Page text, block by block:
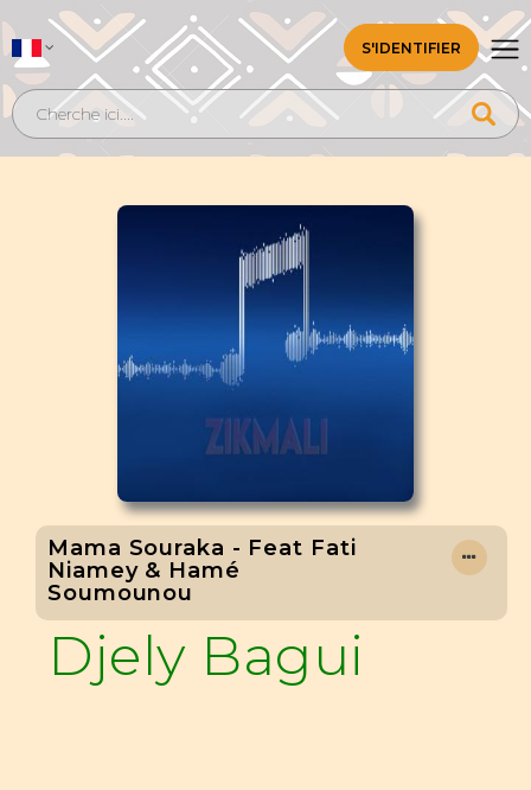
S'IDENTIFIER
Mama Souraka - Feat Fati
Niamey & Hamé
Soumounou
Djely Bagui